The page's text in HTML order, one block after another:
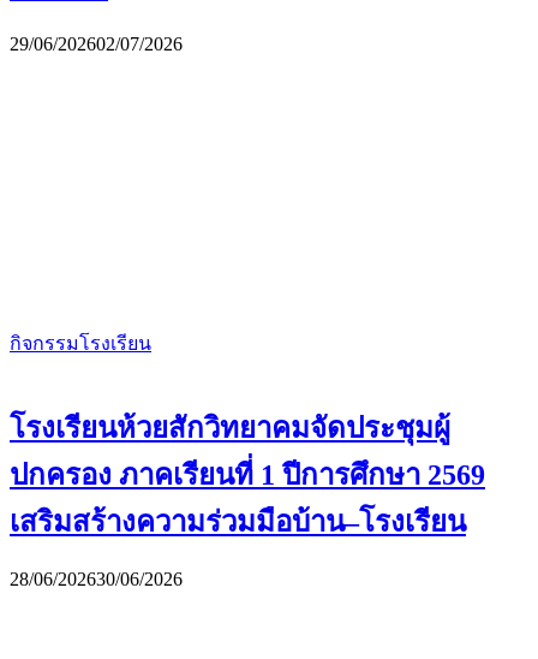
29/06/202602/07/2026
กิจกรรมโรงเรียน
โรงเรียนห้วยสักวิทยาคมจัดประชุมผู้
ปกครอง ภาคเรียนที่ 1 ปีการศึกษา 2569
เสริมสร้างความร่วมมือบ้าน–โรงเรียน
28/06/202630/06/2026